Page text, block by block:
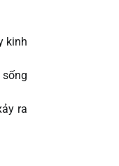
kinh
ra